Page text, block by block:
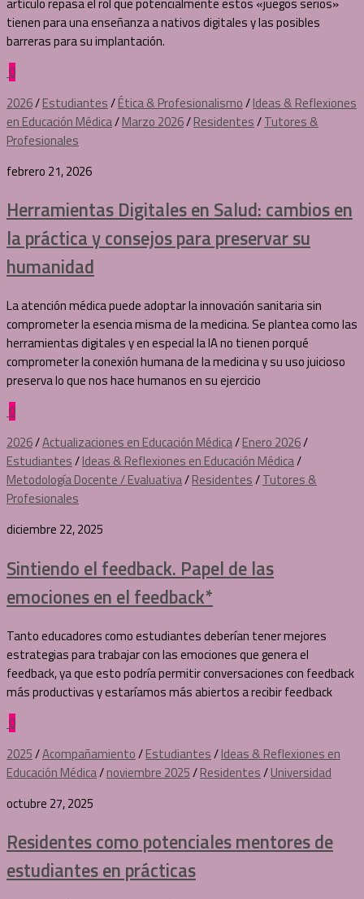
tienen para una enseñanza a nativos digitales y las posibles
barreras para su implantación.
0
2026/Estudiantes/Ética & Profesionalismo/Ideas & Reflexiones
en Educación Médica/Marzo 2026/Residentes/Tutores &
Profesionales
febrero 21, 2026
Herramientas Digitales en Salud: cambios en
la práctica y consejos para preservar su
humanidad
La atención médica puede adoptar la innovación sanitaria sin
comprometer la esencia misma de la medicina. Se plantea como las
herramientas digitales y en especial la IA no tienen porqué
comprometer la conexión humana de la medicina y su uso juicioso
preserva lo que nos hace humanos en su ejercicio
0
2026/Actualizaciones en Educación Médica/Enero 2026/
Estudiantes/Ideas & Reflexiones en Educación Médica/
Metodología Docente / Evaluativa/Residentes/Tutores &
Profesionales
diciembre 22, 2025
Sintiendo el feedback. Papel de las
emociones en el feedback*
Tanto educadores como estudiantes deberían tener mejores
estrategias para trabajar con las emociones que genera el
feedback, ya que esto podría permitir conversaciones con feedback
más productivas y estaríamos más abiertos a recibir feedback
0
2025/Acompañamiento/Estudiantes/Ideas & Reflexiones en
Educación Médica/noviembre 2025/Residentes/Universidad
octubre 27, 2025
Residentes como potenciales mentores de
estudiantes en prácticas